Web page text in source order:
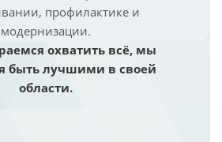
профилактике и
модернизации.
охватить всё, мы
быть лучшими в своей
области.